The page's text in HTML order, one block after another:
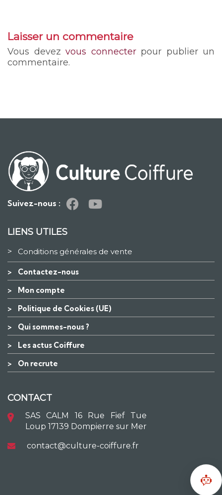
Laisser un commentaire
Vous devez vous connecterpour publier un
commentaire.
Suivez-nous :
LIENS UTILES
> Conditions générales de vente
> Contactez-nous
> Mon compte
> Politique de Cookies (UE)
> Qui sommes-nous ?
> Les actus Coiffure
> On recrute
CONTACT
SAS CALM 16 Rue Fief Tue
Loup 17139 Dompierre sur Mer
contact@culture-coiffure.fr